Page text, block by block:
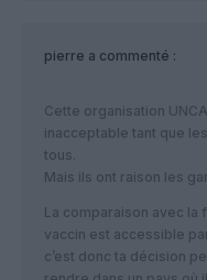
pierre a commenté :
Cette organisation
inacceptable tant que
tous.
Mais ils ont raison les
La comparaison avec la
vaccin est accessible
c’est donc ta décision